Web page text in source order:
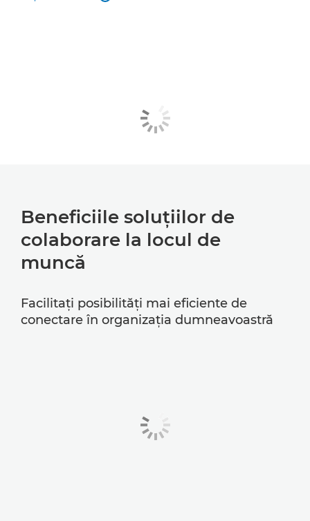
Beneficiile soluţiilor de
colaborare la locul de
muncă
Facilitaţi posibilităţi mai eficiente de
conectare în organizaţia dumneavoastră